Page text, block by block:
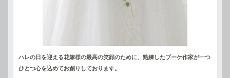
ハレの日を迎える花嫁様の最高の笑顔のために、熟練したブーケ作家が一つ
ひとつ心を込めてお創りしております。